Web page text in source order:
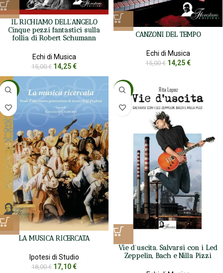
IL RICHIAMO DELL’ANGELO
Cinque pezzi fantastici sulla
follia di Robert Schumann
Echi di Musica
15,00€ 14,25€
CANZONI DEL TEMPO
Echi di Musica
15,00€ 14,25€
-5%
LA MUSICA RICERCATA
Ipotesi di Studio
18,00€ 17,10€
-5%
Vie d’uscita. Salvarsi con i Led
Zeppelin, Bach e Nilla Pizzi